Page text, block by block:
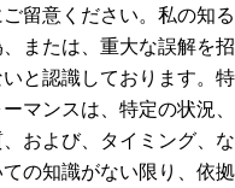
留意ください。私の知る
または、重大な誤解を招
と認識しております。特
マンスは、特定の状況、
および、タイミング、な
の知識がない限り、依拠